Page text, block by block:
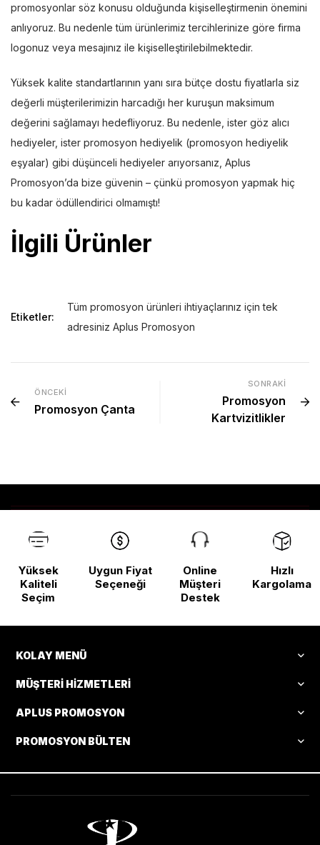
promosyonlar söz konusu olduğunda kişiselleştirmenin önemini
anlıyoruz. Bu nedenle tüm ürünlerimiz tercihlerinize göre firma
logonuz veya mesajınız ile kişiselleştirilebilmektedir.
Yüksek kalite standartlarının yanı sıra bütçe dostu fiyatlarla siz
değerli müşterilerimizin harcadığı her kuruşun maksimum
değerini sağlamayı hedefliyoruz. Bu nedenle, ister göz alıcı
hediyeler, ister promosyon hediyelik (promosyon hediyelik
eşyalar) gibi düşünceli hediyeler arıyorsanız, Aplus
Promosyon’da bize güvenin – çünkü promosyon yapmak hiç
bu kadar ödüllendirici olmamıştı!
İlgili Ürünler
Etiketler:
Tüm promosyon ürünleri ihtiyaçlarınız için tek
adresiniz Aplus Promosyon
ÖNCEKI
Promosyon Çanta
SONRAKI
Promosyon
Kartvizitlikler
Yüksek
Kaliteli
Seçim
Uygun Fiyat
Seçeneği
Online
Müşteri
Destek
Hızlı
Kargolama
KOLAY MENÜ
MÜŞTERI HIZMETLERI
APLUS PROMOSYON
PROMOSYON BÜLTEN